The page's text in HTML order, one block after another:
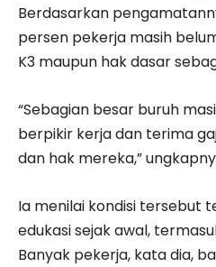
Berdasarkan
persen pekerja masih
K3 maupun hak dasar
“Sebagian besar buruh
berpikir kerja dan terima
dan hak mereka,”
Ia menilai kondisi tersebut
edukasi sejak awal,
Banyak pekerja, kata dia,